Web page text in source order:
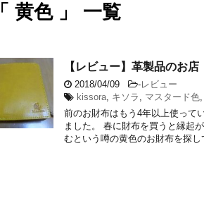
「 黄色 」 一覧
【レビュー】革製品のお
2018/04/09 -レビュー
kissora キソラ マスタード色
前のお財布はもう4年以上使って
ました。 春に財布を買うと縁起
むという噂の黄色のお財布を探し